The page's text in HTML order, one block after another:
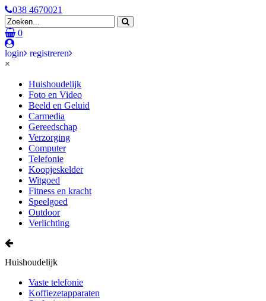
038 4670021
0
login
registreren
×
Huishoudelijk
Foto en Video
Beeld en Geluid
Carmedia
Gereedschap
Verzorging
Computer
Telefonie
Koopjeskelder
Witgoed
Fitness en kracht
Speelgoed
Outdoor
Verlichting
Huishoudelijk
Vaste telefonie
Koffiezetapparaten